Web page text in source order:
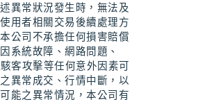
異常狀況發生時，無法及
用者相關交易後續處理方
公司不承擔任何損害賠償
系統故障、網路問題、
客攻擊等任何意外因素可
異常成交、行情中斷，以
能之異常情況，本公司有